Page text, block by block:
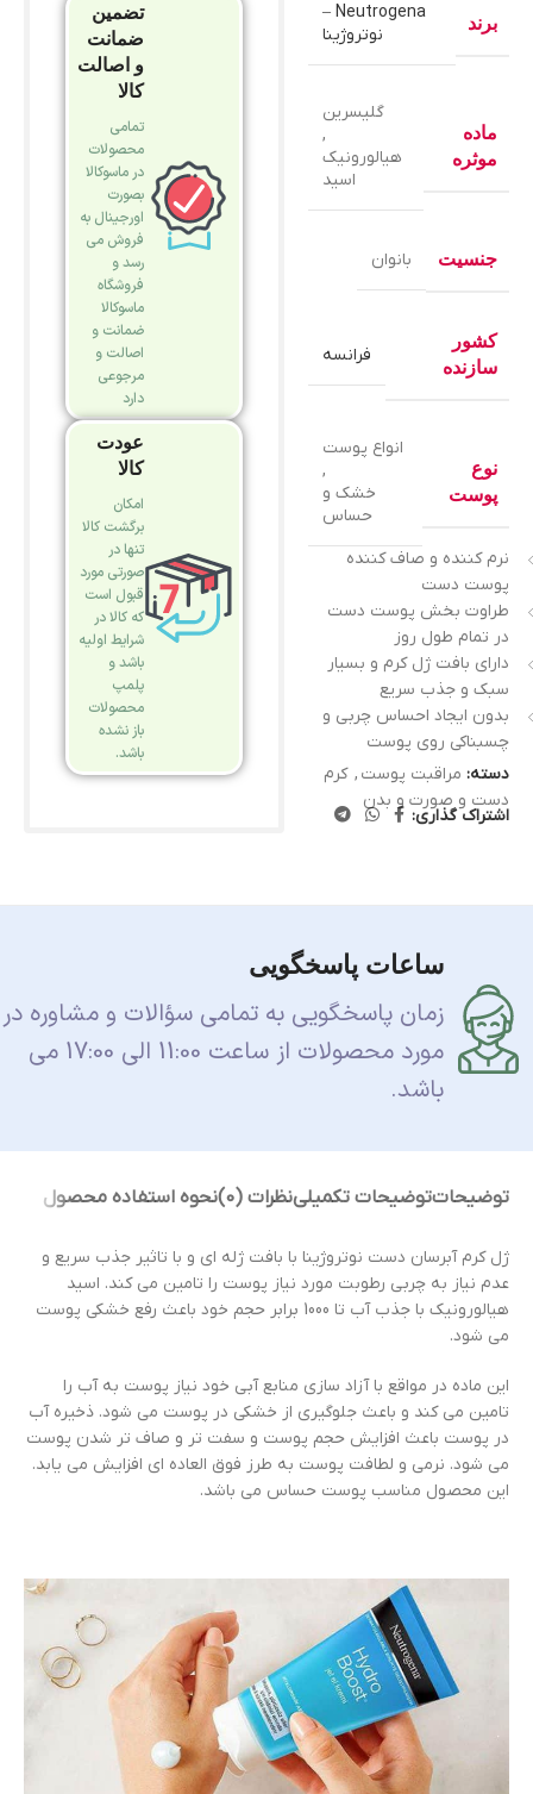
برند
Neutrogena –
نوتروژینا
ماده
موثره
گلیسرین
,
هیالورونیک
اسید
جنسیت بانوان
کشور
سازنده
فرانسه
نوع
پوست
انواع پوست
,
خشک و
حساس
نرم کننده و صاف کننده
پوست دست
طراوت بخش پوست دست
در تمام طول روز
دارای بافت ژل کرم و بسیار
سبک و جذب سریع
بدون ایجاد احساس چربی و
چسبناکی روی پوست
دسته: مراقبت پوست , کرم
دست و صورت و بدن
اشتراک گذاری:
تضمین
ضمانت
و اصالت
کالا
تمامی
محصولات
در ماسوکالا
بصورت
اورجینال به
فروش می
رسد و
فروشگاه
ماسوکالا
ضمانت و
اصالت و
مرجوعی
دارد
عودت
کالا
امکان
برگشت کالا
تنها در
صورتی مورد
قبول است
که کالا در
شرایط اولیه
باشد و
پلمپ
محصولات
باز نشده
باشد.
ساعات پاسخگویی
زمان پاسخگویی به تمامی سؤالات و مشاوره در
مورد محصولات از ساعت 11:00 الی 17:00 می
باشد.
توضیحاتتوضیحات تکمیلینظرات (0) نحوه استفاده محصول
ژل کرم آبرسان دست نوتروژینا با بافت ژله ای و با تاثیر جذب سریع و
عدم نیاز به چربی رطوبت مورد نیاز پوست را تامین می کند. اسید
هیالورونیک با جذب آب تا 1000 برابر حجم خود باعث رفع خشکی پوست
می شود.
این ماده در مواقع با آزاد سازی منابع آبی خود نیاز پوست به آب را
تامین می کند و باعث جلوگیری از خشکی در پوست می شود. ذخیره آب
در پوست باعث افزایش حجم پوست و سفت تر و صاف تر شدن پوست
می شود. نرمی و لطافت پوست به طرز فوق العاده ای افزایش می یابد.
این محصول مناسب پوست حساس می باشد.